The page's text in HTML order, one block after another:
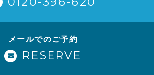
メールでのご予約
RESERVE